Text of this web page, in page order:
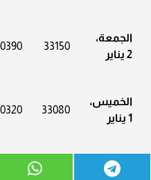
الجمعة،
2 يناير
33150
الخميس،
1 يناير
33080